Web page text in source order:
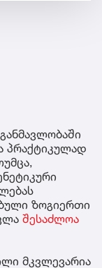
პრაქტიკულად
ზოგიერთი
შესაძლოა
მკვლევარია